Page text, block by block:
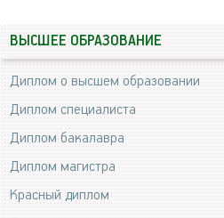
ВЫСШЕЕ ОБРАЗОВАНИЕ
Диплом о высшем образовании
Диплом специалиста
Диплом бакалавра
Диплом магистра
Красный диплом